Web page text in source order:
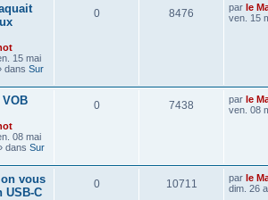
15 mai
dans Sur
0 8476 par le
ven. 15
08 mai
dans Sur
0 7438 par le
ven. 08
vous
USB-C
0 10711 par le
dim. 26